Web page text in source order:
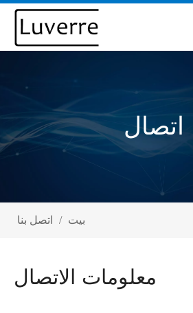
اتصال
بيت / اتصل بنا
معلومات الاتصال